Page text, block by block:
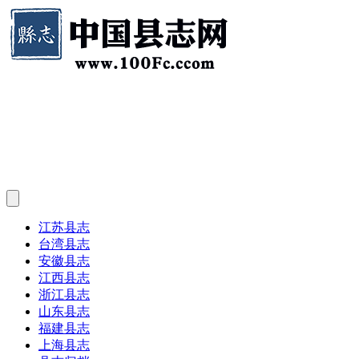
江苏县志
台湾县志
安徽县志
江西县志
浙江县志
山东县志
福建县志
上海县志